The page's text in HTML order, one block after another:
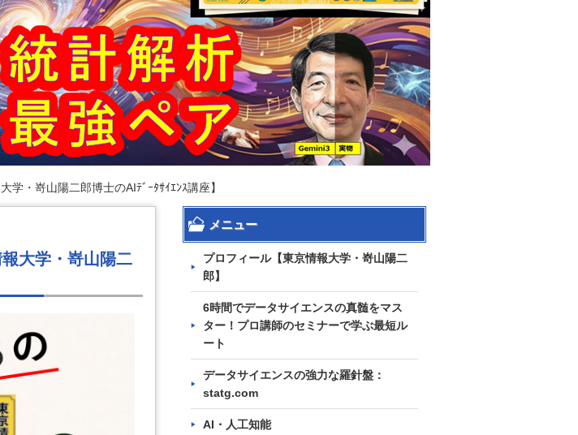
・嵜山陽二郎博士のAIﾃﾞｰﾀｻｲｴﾝｽ講座】
大学・嵜山陽二
メニュー
プロフィール【東京情報大学・嵜山陽二
郎】
6時間でデータサイエンスの真髄をマス
ター！プロ講師のセミナーで学ぶ最短ル
ート
データサイエンスの強力な羅針盤：
statg.com
AI・人工知能